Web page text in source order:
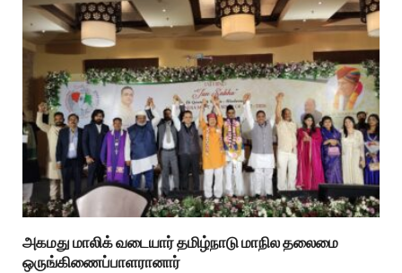
அகமது மாலிக் வடையார் தமிழ்நாடு மாநில தலைமை
ஒருங்கிணைப்பாளரானார்